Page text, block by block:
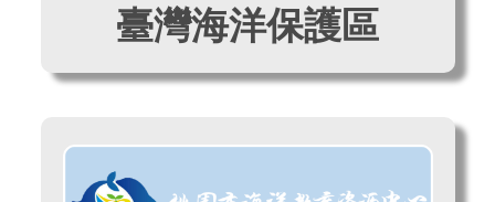
臺灣海洋保護區